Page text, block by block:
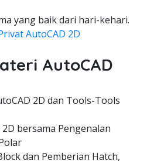
yang baik dari hari-kehari.
AutoCAD 2D
AutoCAD
2D dan Tools-Tools
bersama Pengenalan
dan Pemberian Hatch,